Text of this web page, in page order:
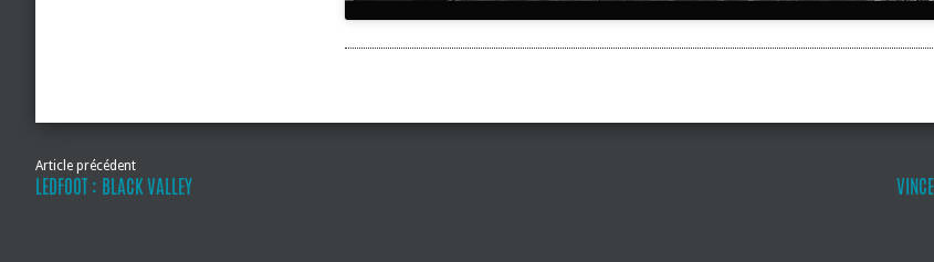
Article précédent
LEDFOOT : BLACK VALLEY